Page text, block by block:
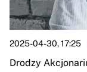
2025-04-30, 17:25
Drodzy